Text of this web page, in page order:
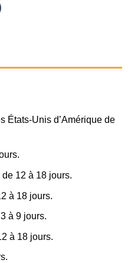
États-Unis d’Amérique de
12 à 18 jours.
à 18 jours.
à 9 jours.
à 18 jours.